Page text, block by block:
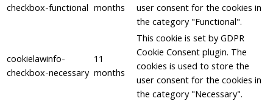
checkbox-functional months
user consent for the cookies in
the category "Functional".
cookielawinfo-
checkbox-necessary
11
months
This cookie is set by GDPR
Cookie Consent plugin. The
cookies is used to store the
user consent for the cookies in
the category "Necessary".